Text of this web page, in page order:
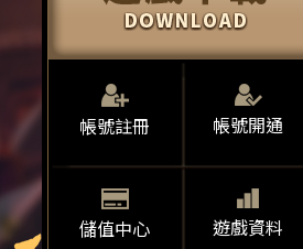
帳號註冊 帳號開通
儲值中心 遊戲資料